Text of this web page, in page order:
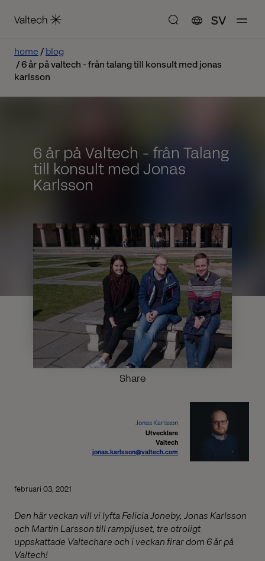
SV
home
blog
6 år på valtech - från talang till konsult med jonas
karlsson
6 år på Valtech - från Talang
till konsult med Jonas
Karlsson
Share
Jonas Karlsson
Utvecklare
Valtech
jonas.karlsson@valtech.com
februari 03, 2021
Den här veckan vill vi lyfta Felicia Joneby, Jonas Karlsson
och Martin Larsson till rampljuset, tre otroligt
uppskattade Valtechare och i veckan firar dom 6 år på
Valtech!